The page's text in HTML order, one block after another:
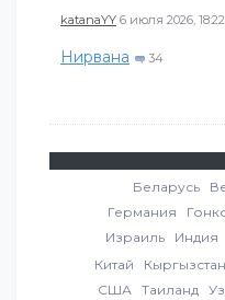
katanaYY 6 июля 2026, 18:22
Нирвана 34
Беларусь
Германия
Израиль
Индия
Китай
Кыргызстан
США Таиланд